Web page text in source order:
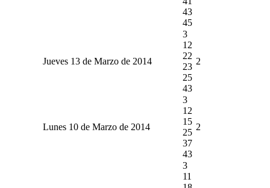
43
45
Jueves 13 de Marzo de 2014
3
12
22
23
25
43
2
Lunes 10 de Marzo de 2014
3
12
15
25
37
43
2
3
11